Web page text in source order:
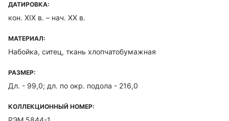
ДАТИРОВКА:
кон. XIX в. – нач. XX в.
МАТЕРИАЛ:
Набойка, ситец, ткань хлопчатобумажная
РАЗМЕР:
Дл. - 99,0; дл. по окр. подола - 216,0
КОЛЛЕКЦИОННЫЙ НОМЕР: